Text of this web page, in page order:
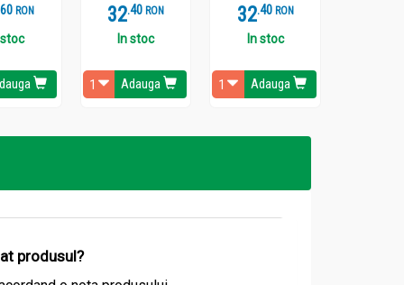
6 RON 32.4 RON
In stoc
Adauga
32.4 RON
In stoc
Adauga
produsul?